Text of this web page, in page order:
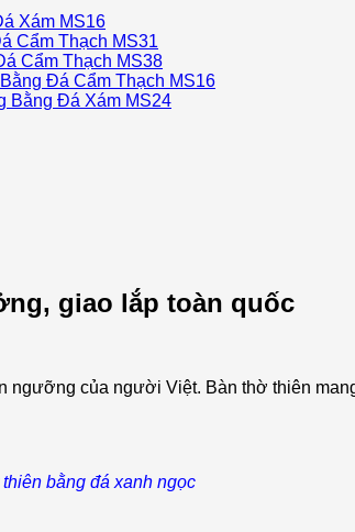
Xám MS16
Cẩm Thạch MS31
Cẩm Thạch MS38
Đá Cẩm Thạch MS16
Đá Xám MS24
giao lắp toàn quốc
ngưỡng của người Việt. Bàn thờ thiên
bằng đá xanh ngọc